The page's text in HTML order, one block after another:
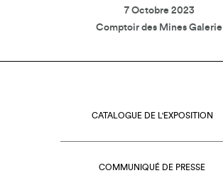
7 Octobre 2023
Comptoir des Mines Galerie
CATALOGUE DE L'EXPOSITION
COMMUNIQUÉ DE PRESSE